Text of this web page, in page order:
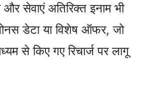
सेवाएं अतिरिक्त इनाम भी
डेटा या विशेष ऑफर, जो
से किए गए रिचार्ज पर लागू